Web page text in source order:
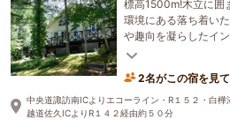
標高1500m!木立に囲
環境にある落ち着い
や趣向を凝らしたイ
こもった押しつけの
2名がこの宿を見
中央道諏訪南ICよりエコーライン・R１５２・白
越道佐久ICよりR１４２経由約５０分